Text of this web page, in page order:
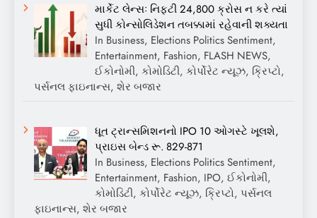
માર્કેટ લેન્સઃ નિફ્ટી 24,800 ક્રોસ ન કરે ત્યાં
સુધી કોન્સોલિડેશન તબક્કામાં રહેવાની શક્યતા
In Business, Elections Politics Sentiment,
Entertainment, Fashion, FLASH NEWS,
ઈકોનોમી, કોમોડિટી, કોર્પોરેટ ન્યૂઝ, ક્રિપ્ટો,
પર્સનલ ફાઇનાન્સ, શેર બજાર
ધૂત ટ્રાન્સમિશનનો IPO 10 ઓગસ્ટે ખૂલશે,
પ્રાઇસ બેન્ડ રૂ. 829-871
In Business, Elections Politics Sentiment,
Entertainment, Fashion, IPO, ઈકોનોમી,
કોમોડિટી, કોર્પોરેટ ન્યૂઝ, ક્રિપ્ટો, પર્સનલ
ફાઇનાન્સ, શેર બજાર